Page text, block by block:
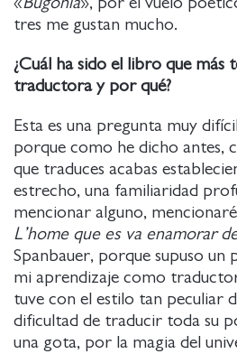
tres me gustan mucho.
¿Cuál ha sido el libro que más
traductora y por qué?
Esta es una pregunta muy
porque como he dicho antes,
que traduces acabas
estrecho, una familiaridad
mencionar alguno,
L’home que es va enamorar
Spanbauer, porque supuso un
mi aprendizaje como
tuve con el estilo tan peculiar
dificultad de traducir toda su
una gota, por la magia del